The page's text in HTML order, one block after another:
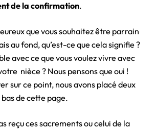
de la confirmation.
que vous souhaitez être parrain
au fond, qu’est-ce que cela signifie ?
avec ce que vous voulez vivre avec
nièce ? Nous pensons que oui !
sur ce point, nous avons placé deux
de cette page.
reçu ces sacrements ou celui de la